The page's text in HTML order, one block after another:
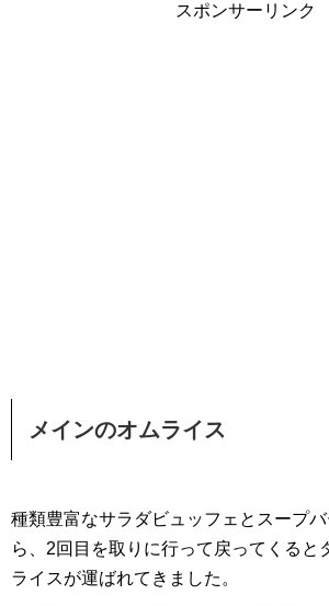
スポンサーリンク
メインのオムライス
種類豊富なサラダビュッフェとスープ
ら、2回目を取りに行って戻ってくると
ライスが運ばれてきました。